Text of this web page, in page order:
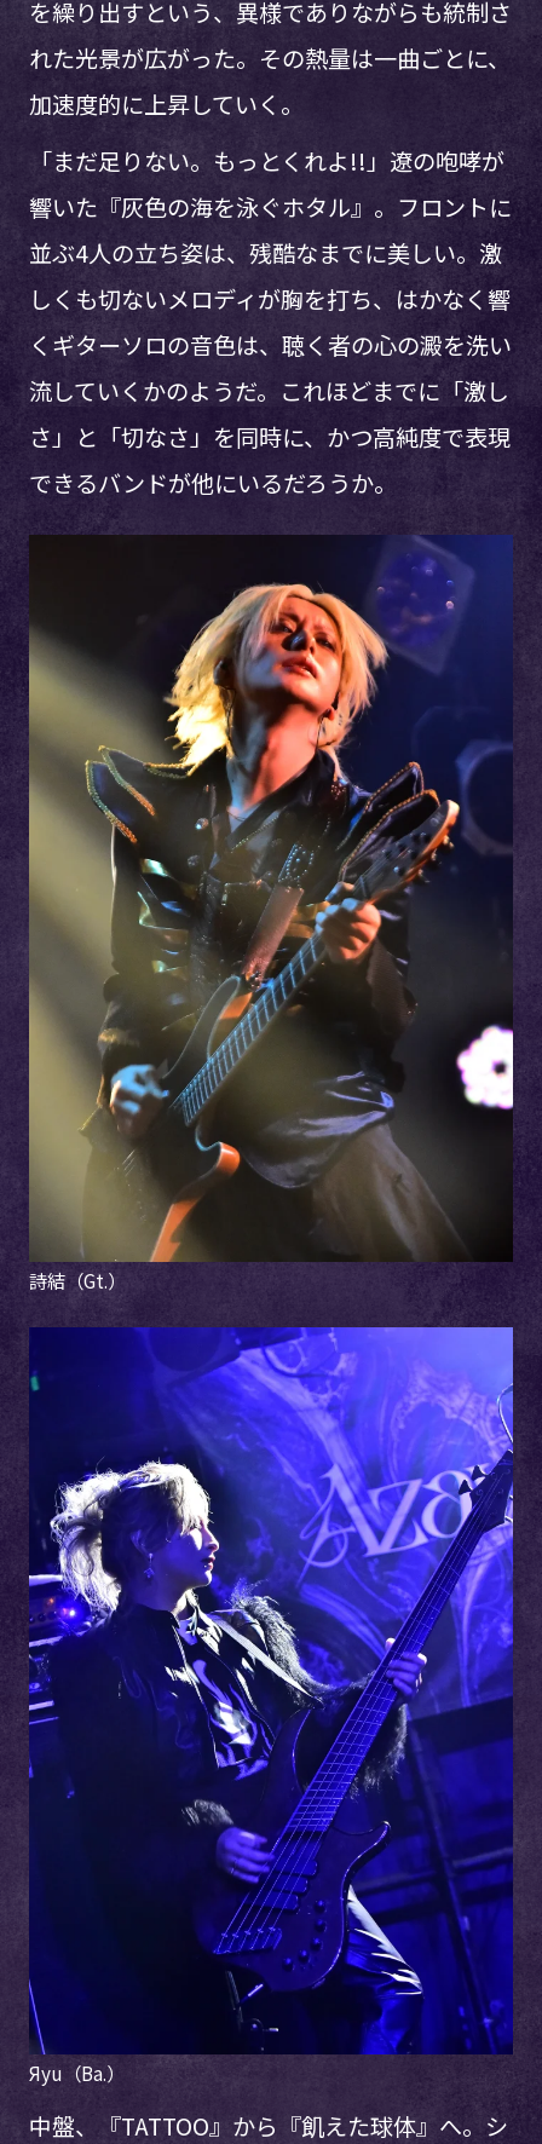
を繰り出すという、異様でありながらも統制さ
れた光景が広がった。その熱量は一曲ごとに、
加速度的に上昇していく。
「まだ足りない。もっとくれよ!!」遼の咆哮が
響いた『灰色の海を泳ぐホタル』。フロントに
並ぶ4人の立ち姿は、残酷なまでに美しい。激
しくも切ないメロディが胸を打ち、はかなく響
くギターソロの音色は、聴く者の心の澱を洗い
流していくかのようだ。これほどまでに「激し
さ」と「切なさ」を同時に、かつ高純度で表現
できるバンドが他にいるだろうか。
詩結（Gt.）
Яyu（Ba.）
中盤、『TATTOO』から『飢えた球体』へ。シ